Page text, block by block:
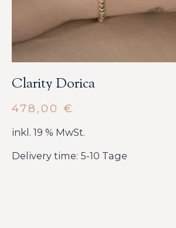
Clarity Dorica
478,00 €
inkl. 19 % MwSt.
Delivery time: 5-10 Tage